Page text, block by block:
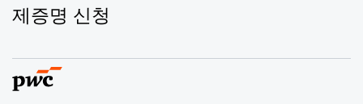
제증명 신청